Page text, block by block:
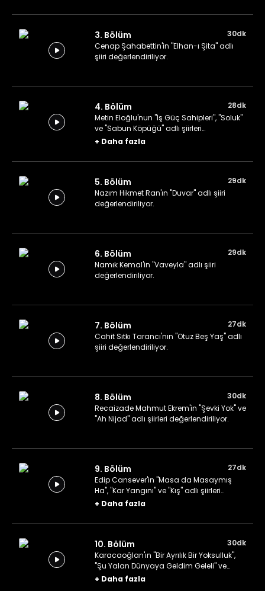
3. Bölüm
30dk
Cenap Şahabettin'in "Elhan-ı Şita" adlı
şiiri değerlendiriliyor.
4. Bölüm
28dk
Metin Eloğlu'nun "İş Güç Sahipleri", "Soluk"
ve "Sabun Köpüğü" adlı şiirleri
değerlendiriliyor.
+ Daha fazla
5. Bölüm
29dk
Nazım Hikmet Ran'ın "Duvar" adlı şiiri
değerlendiriliyor.
6. Bölüm
29dk
Namık Kemal'in "Vaveyla" adlı şiiri
değerlendiriliyor.
7. Bölüm
27dk
Cahit Sıtkı Tarancı'nın "Otuz Beş Yaş" adlı
şiiri değerlendiriliyor.
8. Bölüm
30dk
Recaizade Mahmut Ekrem'in "Şevki Yok" ve
"Ah Nijad" adlı şiirleri değerlendiriliyor.
9. Bölüm
27dk
Edip Cansever'in "Masa da Masaymış
Ha", "Kar Yangını" ve "Kış" adlı şiirleri
değerlendiriliyor.
+ Daha fazla
10. Bölüm
30dk
Karacaoğlan'ın "Bir Ayrılık Bir Yoksulluk",
"Şu Yalan Dünyaya Geldim Geleli" ve
"Üryan Geldim Gene Üryan Giderim" adlı
+ Daha fazla